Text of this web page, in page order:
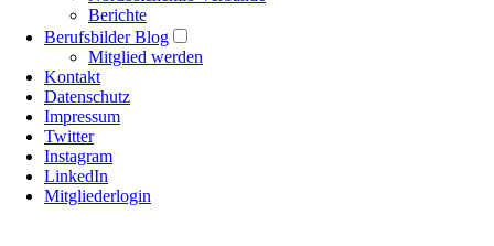
Berichte
Berufsbilder Blog
Mitglied werden
Kontakt
Datenschutz
Impressum
Twitter
Instagram
LinkedIn
Mitgliederlogin